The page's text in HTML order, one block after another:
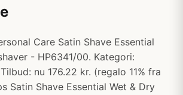
Care Satin Shave Essential
- HP6341/00. Kategori:
nu 176.22 kr. (regalo 11% fra
Satin Shave Essential Wet & Dry